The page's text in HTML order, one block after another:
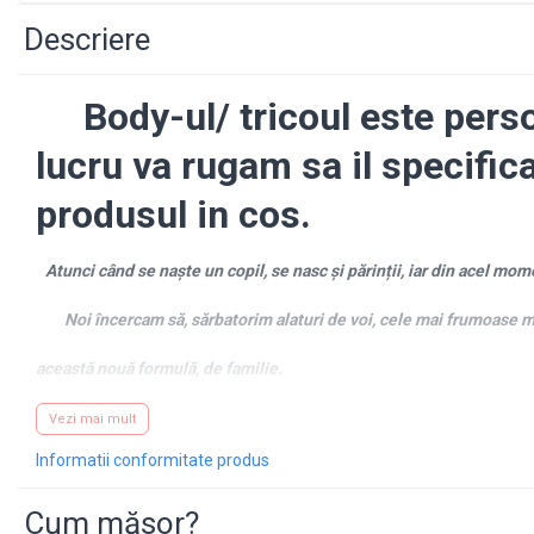
STICKERE COPII
STICKERE PRIZE/INTRERUPATOARE
BODY/ TRICOU COPII
BODY/TRICOURI PERSONALIZATE
PENTRU EA
Descriere
Body-ul/ tricoul este
lucru va rugam sa il
produsul in cos.
Atunci când se naște un copil, se nasc și părinții, iar din acel
Noi încercam să, sărbatorim alaturi de voi, cele mai frumoase
această nouă formulă, de familie.
Desigur, dacă ai o idee, și doresti un alt mesaj sau alte animații
✓
Body-urile/ tricourile sunt realizate din bumbac 100%
Vezi mai mult
Informatii conformitate produs
Cum măsor?